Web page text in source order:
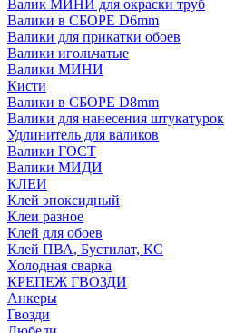
Валик МИНИ для окраски труб
Валики в СБОРЕ D6mm
Валики для прикатки обоев
Валики игольчатые
Валики МИНИ
Кисти
Валики в СБОРЕ D8mm
Валики для нанесения штукатурок
Удлинитель для валиков
Валики ГОСТ
Валики МИДИ
КЛЕИ
Клей эпоксидный
Клеи разное
Клей для обоев
Клей ПВА, Бустилат, КС
Холодная сварка
КРЕПЕЖ ГВОЗДИ
Анкеры
Гвозди